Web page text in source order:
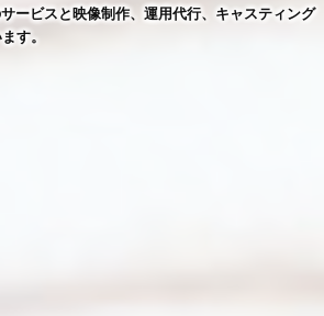
ービスと映像制作、運用代行、キャスティング
す。